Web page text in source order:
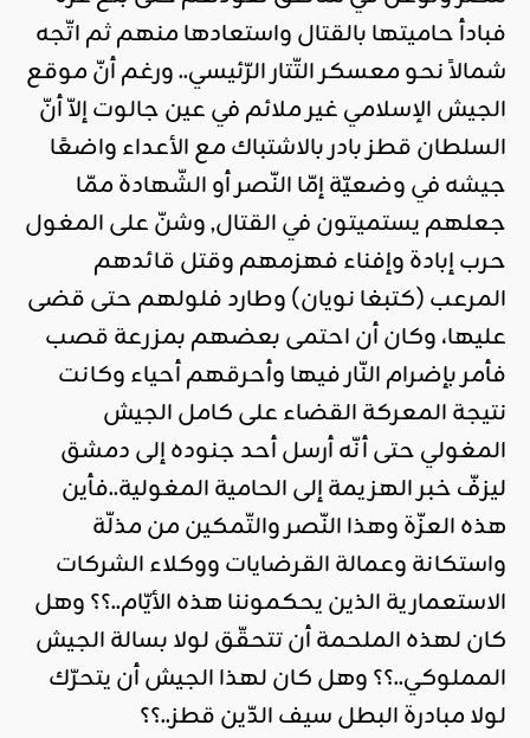
فبادأ حاميتها بالقتال واستعادها منهم ثم اتّجه
شمالاً نحو معسكر التّتار الرّئيسي.. ورغم أنّ موقع
الجيش الإسلامي غير ملائم في عين جالوت إلاّ أنّ
السلطان قطز بادر بالاشتباك مع الأعداء واضعًا
جيشه في وضعيّة إمّا النّصر أو الشّهادة ممّا
جعلهم يستميتون في القتال, وشنّ على المغول
حرب إبادة وإفناء فهزمهم وقتل قائدهم
المرعب (كتبغا نويان) وطارد فلولهم حتى قضى
عليها، وكان أن احتمى بعضهم بمزرعة قصب
فأمر بإضرام النّار فيها وأحرقهم أحياء وكانت
نتيجة المعركة القضاء على كامل الجيش
المغولي حتى أنّه أرسل أحد جنوده إلى دمشق
ليزفّ خبر الهزيمة إلى الحامية المغولية..فأين
هذه العزّة وهذا النّصر والتّمكين من مذلّة
واستكانة وعمالة القرضايات ووكلاء الشركات
الاستعمارية الذين يحكموننا هذه الأيّام..؟؟ وهل
كان لهذه الملحمة أن تتحقّق لولا بسالة الجيش
المملوكي..؟؟ وهل كان لهذا الجيش أن يتحرّك
لولا مبادرة البطل سيف الدّين قطز..؟؟